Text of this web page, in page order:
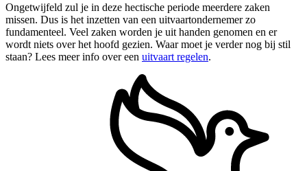
Ongetwijfeld zul je in deze hectische periode meerdere zaken
missen. Dus is het inzetten van een uitvaartondernemer zo
fundamenteel. Veel zaken worden je uit handen genomen en er
wordt niets over het hoofd gezien. Waar moet je verder nog bij stil
staan? Lees meer info over een uitvaart regelen.